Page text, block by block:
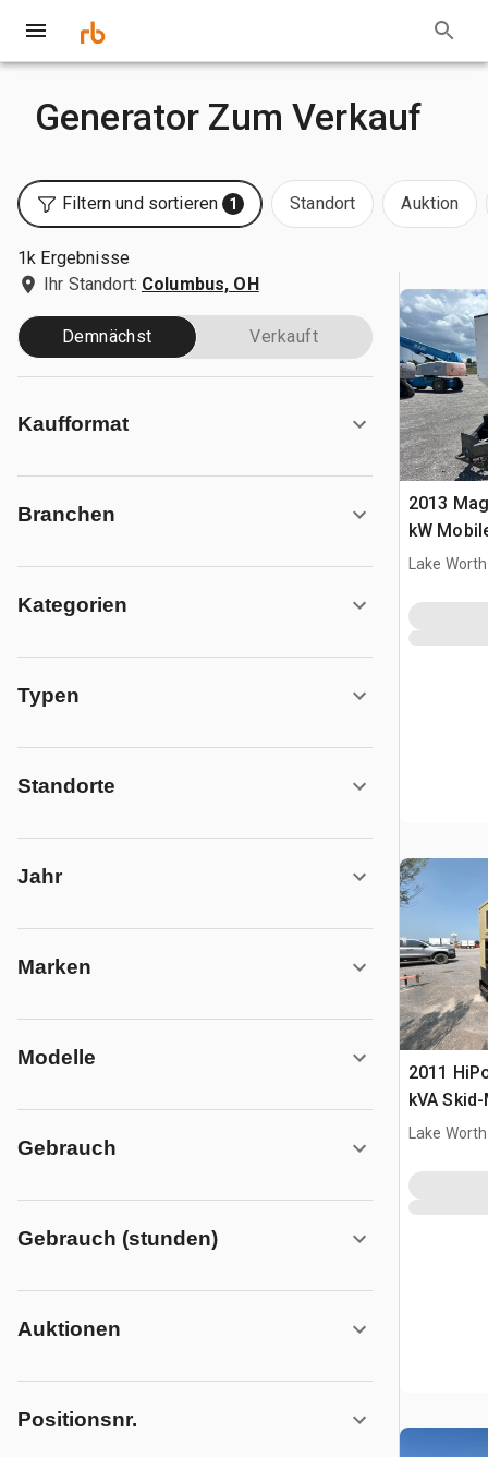
Generator Zum Verkauf
Filtern und sortieren 1 Standort Auktion
1k Ergebnisse
Ihr Standort: Columbus, OH
Demnächst Verkauft
Kaufformat
Branchen
Kategorien
Typen
Standorte
Jahr
Marken
Modelle
Gebrauch
Gebrauch (stunden)
Auktionen
Positionsnr.
2013
kW
Lake
2011
kVA
Lake